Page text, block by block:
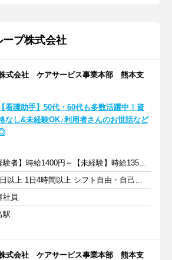
プ株式会社
式会社 ケアサービス事業本部 熊本支
【看護助手】50代・60代も多数活躍中！資
なし&未経験OK♪利用者さんのお世話など
【経験者】時給1400円～【未経験】時給1350円～ ※交通費全額
週2日以上 1日4時間以上 シフト自由・自己申告
社員
駅
式会社 ケアサービス事業本部 熊本支